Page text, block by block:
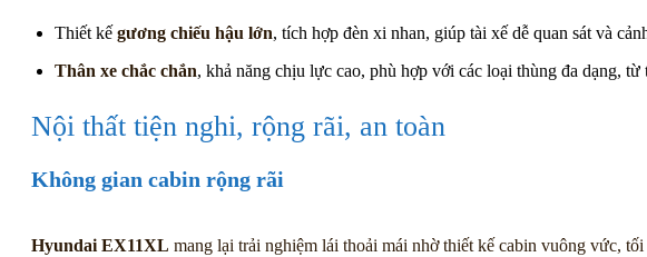
Thiết kế gương chiếu hậu lớn, tích hợp đèn xi nhan, giúp tài xế dễ quan sát và
Thân xe chắc chắn, khả năng chịu lực cao, phù hợp với các loại thùng đa dạng,
Nội thất tiện nghi, rộng rãi, an toàn
Không gian cabin rộng rãi
Hyundai EX11XL mang lại trải nghiệm lái thoải mái nhờ thiết kế cabin vuông vức,